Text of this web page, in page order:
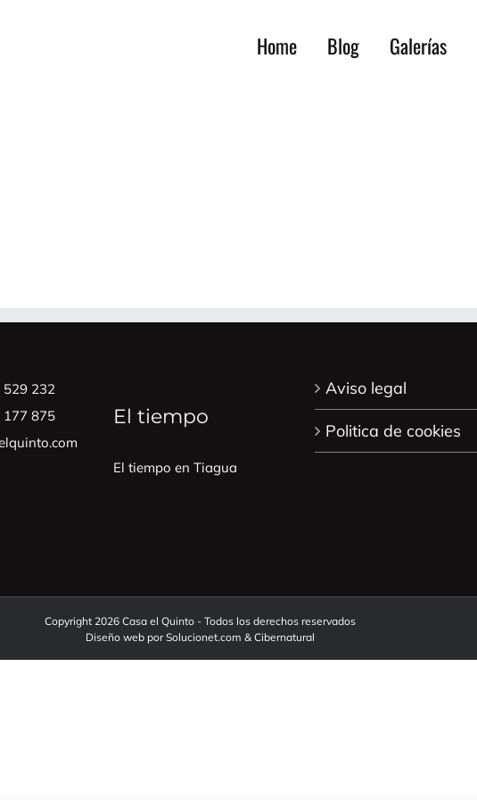
Home Blog Galerías
529 232
177 875
El tiempo
El tiempo en Tiagua
Aviso legal
Politica de cookies
Copyright 2026 Casa el Quinto - Todos los derechos reservados
Diseño web porSolucionet.com & Cibernatural